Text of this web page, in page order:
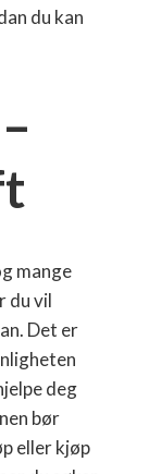
du kan
mange
du vil
Det er
deg
bør
eller kjøp